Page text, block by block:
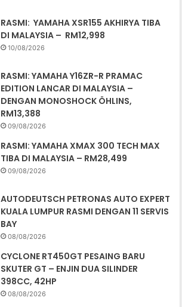
RASMI: YAMAHA XSR155 AKHIRYA TIBA
DI MALAYSIA – RM12,998
10/08/2026
RASMI: YAMAHA Y16ZR-R PRAMAC
EDITION LANCAR DI MALAYSIA –
DENGAN MONOSHOCK ÖHLINS,
RM13,388
09/08/2026
RASMI: YAMAHA XMAX 300 TECH MAX
TIBA DI MALAYSIA – RM28,499
09/08/2026
AUTODEUTSCH PETRONAS AUTO EXPERT
KUALA LUMPUR RASMI DENGAN 11 SERVIS
BAY
08/08/2026
CYCLONE RT450GT PESAING BARU
SKUTER GT – ENJIN DUA SILINDER
398CC, 42HP
08/08/2026